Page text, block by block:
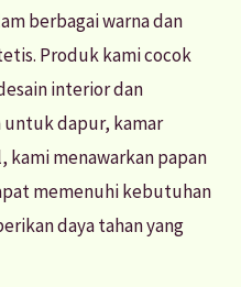
berbagai warna dan
Produk kami cocok
interior dan
dapur, kamar
kami menawarkan papan
memenuhi kebutuhan
daya tahan yang